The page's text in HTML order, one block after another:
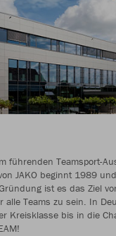
führenden Teamsport-
JAKO beginnt 1989
ist es das Ziel
alle Teams zu sein. In
Kreisklasse bis in die